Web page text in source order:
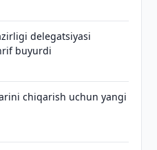
delegatsiyasi
buyurdi
chiqarish uchun yangi